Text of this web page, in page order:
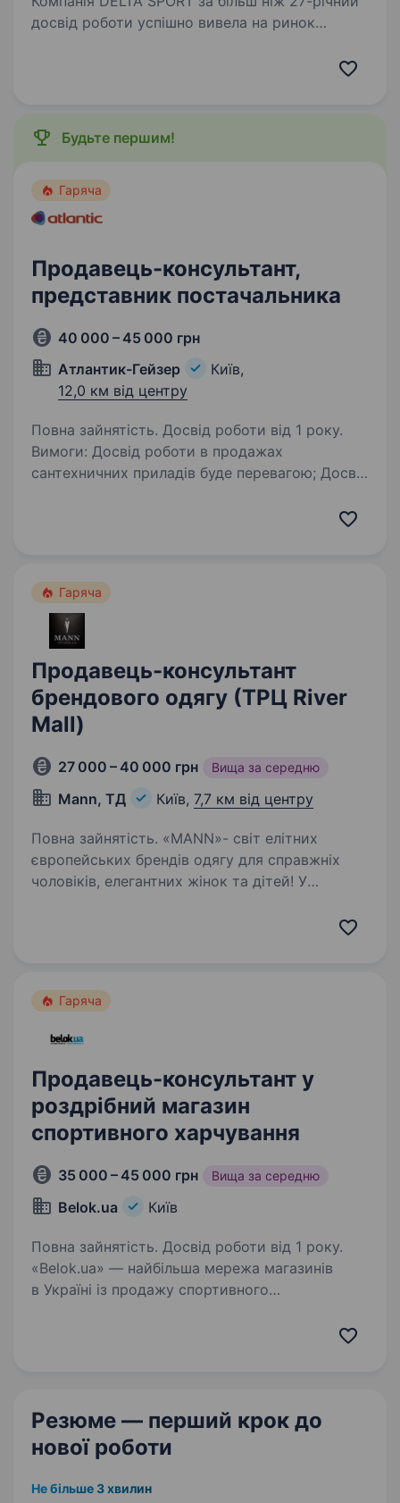
досвід роботи успішно вивела на ринок
sport та fashion. Сьогодні в нашому портфелі
Будьте першим!
Гаряча
Продавець-консультант,
представник постачальника
40 000 – 45 000 грн
Атлантик-Гейзер
Київ,
12,0 км від центру
Повна зайнятість. Досвід роботи від 1 року.
Вимоги: Досвід роботи в продажах
сантехничних приладів буде перевагою; Досвід
Гаряча
Продавець-консультант
брендового одягу (ТРЦ River
Mall)
27 000 – 40 000 грн Вища за середню
Mann, ТД Київ, 7,7 км від центру
Повна зайнятість. «МАNN»- світ елітних
європейських брендів одягу для справжніх
чоловіків, елегантних жінок та дітей! У
всесвітньо відомі бренди Lerros, RoyRobson!
Гаряча
Продавець-консультант у
роздрібний магазин
спортивного харчування
35 000 – 45 000 грн Вища за середню
Belok.ua Київ
Повна зайнятість. Досвід роботи від 1 року.
«Belok.ua» — найбільша мережа магазинів
в Україні із продажу спортивного
на посаду продавця-консультанта роздрібного
Резюме — перший крок до
нової роботи
Не більше 3 хвилин